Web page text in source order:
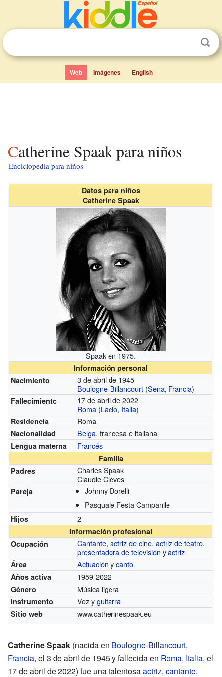
Web Imágenes English
Catherine Spaak para niños
Enciclopedia para niños
Datos para niños
Catherine Spaak
Spaak en 1975.
Información personal
Nacimiento
3 de abril de 1945
Boulogne-Billancourt (Sena, Francia)
Fallecimiento
17 de abril de 2022
Roma (Lacio, Italia)
Residencia Roma
Nacionalidad Belga, francesa e italiana
Lengua materna Francés
Familia
Padres
Charles Spaak
Claudie Clèves
Pareja
Johnny Dorelli
Pasquale Festa Campanile
Hijos 2
Información profesional
Ocupación
Cantante,actriz de cine,actriz de teatro,
presentadora de televisión yactriz
Área Actuación ycanto
Años activa 1959-2022
Género Música ligera
Instrumento Voz yguitarra
Sitio web www.catherinespaak.eu
Catherine Spaak (nacida en Boulogne-Billancourt,
Francia, el 3 de abril de 1945 y fallecida en Roma, Italia, el
17 de abril de 2022) fue una talentosaactriz, cantante,